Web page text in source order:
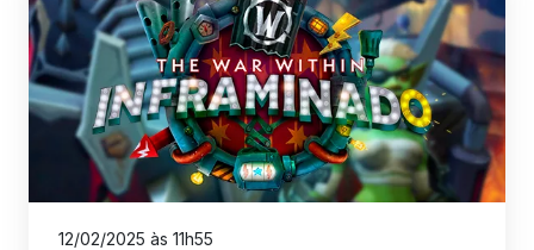
12/02/2025 às 11h55